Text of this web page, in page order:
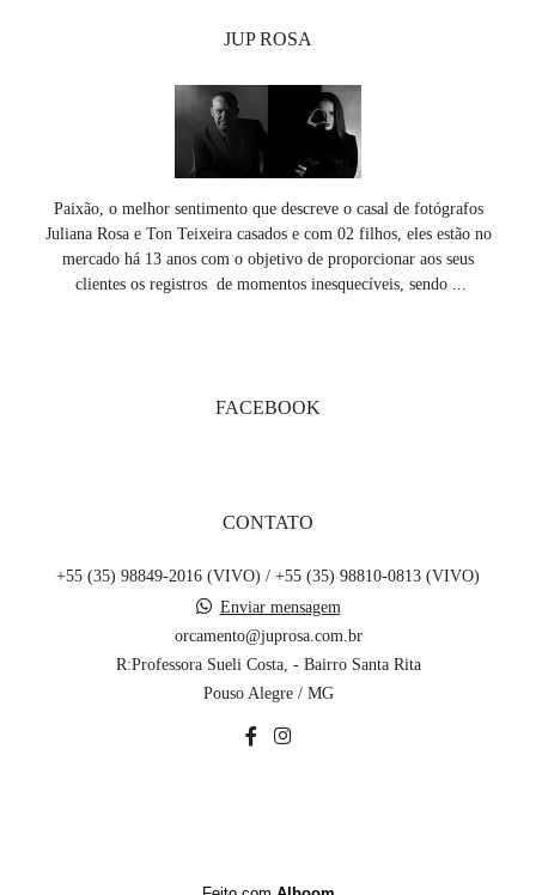
JUP ROSA
Paixão, o melhor sentimento que descreve o casal de fotógrafos
Juliana Rosa e Ton Teixeira casados e com 02 filhos, eles estão no
mercado há 13 anos com o objetivo de proporcionar aos seus
clientes os registros de momentos inesquecíveis, sendo ...
FACEBOOK
CONTATO
+55 (35) 98849-2016 (VIVO) / +55 (35) 98810-0813 (VIVO)
Enviar mensagem
orcamento@juprosa.com.br
R:Professora Sueli Costa, - Bairro Santa Rita
Pouso Alegre / MG